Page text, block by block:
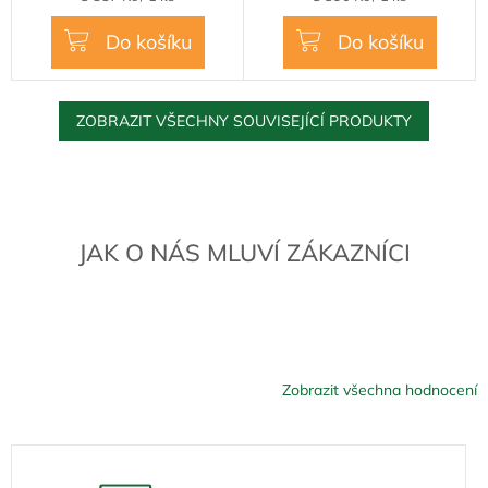
JAK O NÁS MLUVÍ ZÁKAZNÍCI
Zobrazit všechna hodnocení
cena:
Do košíku
cena:
Do košíku
ZOBRAZIT VŠECHNY SOUVISEJÍCÍ PRODUKTY